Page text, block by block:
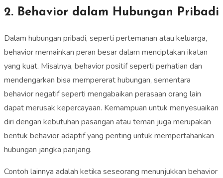
2. Behavior dalam Hubungan Pribadi
Dalam hubungan pribadi, seperti pertemanan atau keluarga,
behavior memainkan peran besar dalam menciptakan ikatan
yang kuat. Misalnya, behavior positif seperti perhatian dan
mendengarkan bisa mempererat hubungan, sementara
behavior negatif seperti mengabaikan perasaan orang lain
dapat merusak kepercayaan. Kemampuan untuk menyesuaikan
diri dengan kebutuhan pasangan atau teman juga merupakan
bentuk behavior adaptif yang penting untuk mempertahankan
hubungan jangka panjang.
Contoh lainnya adalah ketika seseorang menunjukkan behavior